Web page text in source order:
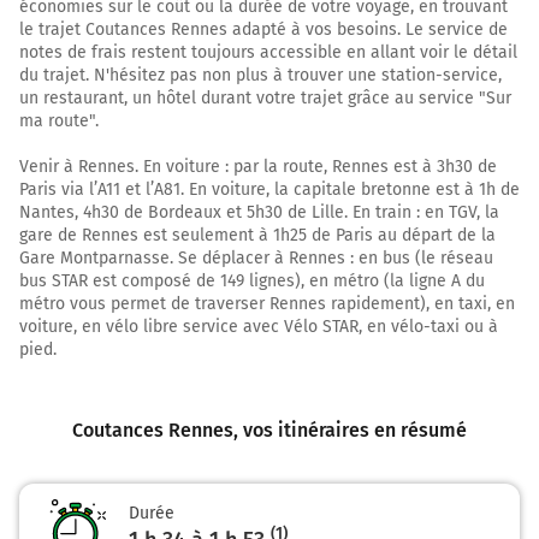
Tourner à gauche sur D9 (Rue du Moulin) et
continuer sur 90 mètres
19,2 km
Tourner légèrement à droite sur D38 (Rue Haute)
et continuer sur 1,9 kilomètre
19,2 km
Tourner légèrement à gauche sur D33 D38 (Catte
21,1 km
Continuer D38 D33 (D33) sur 180 mètres
Continuer D33 D38 (Le Val Raimond) sur 400 mètres
21,5 km
économies sur le coût ou la durée de votre voyage, en trouvant
le trajet Coutances Rennes adapté à vos besoins. Le service de
notes de frais restent toujours accessible en allant voir le détail
du trajet. N'hésitez pas non plus à trouver une station-service,
un restaurant, un hôtel durant votre trajet grâce au service "Sur
ma route".
Venir à Rennes. En voiture : par la route, Rennes est à 3h30 de
Paris via l’A11 et l’A81. En voiture, la capitale bretonne est à 1h de
Nantes, 4h30 de Bordeaux et 5h30 de Lille. En train : en TGV, la
gare de Rennes est seulement à 1h25 de Paris au départ de la
Gare Montparnasse. Se déplacer à Rennes : en bus (le réseau
bus STAR est composé de 149 lignes), en métro (la ligne A du
métro vous permet de traverser Rennes rapidement), en taxi, en
voiture, en vélo libre service avec Vélo STAR, en vélo-taxi ou à
pied.
Coutances Rennes, vos itinéraires en résumé
Durée
(1)